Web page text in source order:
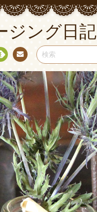
ジング日記
い合
わせ